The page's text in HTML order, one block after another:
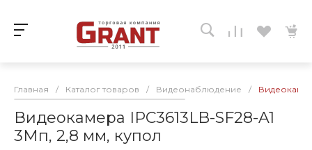
Главная / Каталог товаров / Видеонаблюдение /
Видеокамера IPC3613LB-SF28-A1
3Мп, 2,8 мм, купол